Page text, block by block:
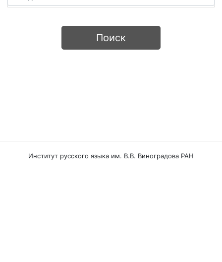
Поиск
Институт русского языка им. В.В. Виноградова РАН